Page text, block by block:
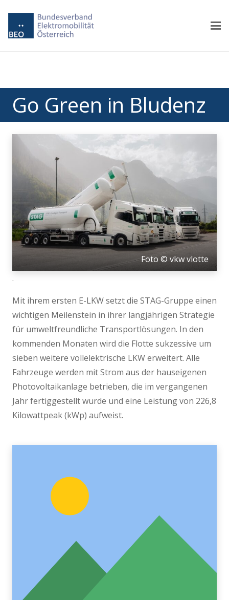
Go Green in Bludenz
Foto © vkw vlotte
.
Mit ihrem ersten E-LKW setzt die STAG-Gruppe einen
wichtigen Meilenstein in ihrer langjährigen Strategie
für umweltfreundliche Transportlösungen. In den
kommenden Monaten wird die Flotte sukzessive um
sieben weitere vollelektrische LKW erweitert. Alle
Fahrzeuge werden mit Strom aus der hauseigenen
Photovoltaikanlage betrieben, die im vergangenen
Jahr fertiggestellt wurde und eine Leistung von 226,8
Kilowattpeak (kWp) aufweist.